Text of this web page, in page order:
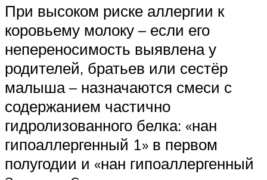
При высоком риске аллергии к
коровьему молоку – если его
непереносимость выявлена у
родителей, братьев или сестёр
малыша – назначаются смеси с
содержанием частично
гидролизованного белка: «нан
гипоаллергенный 1» в первом
полугодии и «нан гипоаллергенный